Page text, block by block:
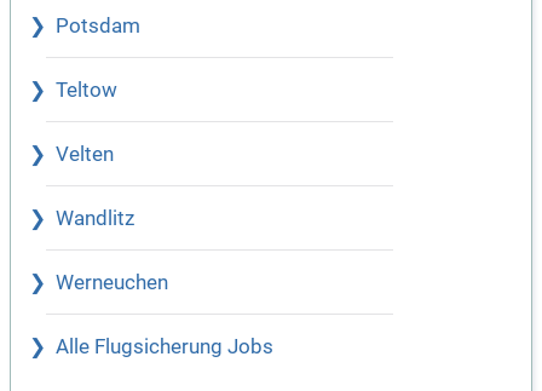
Potsdam
Teltow
Velten
Wandlitz
Werneuchen
Alle Flugsicherung Jobs